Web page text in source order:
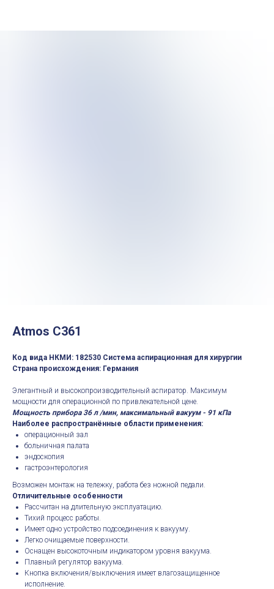
Atmos С361
Код вида НКМИ: 182530 Система аспирационная для хирургии
Страна происхождения: Германия
Элегантный и высокопроизводительный аспиратор. Максимум
мощности для операционной по привлекательной цене.
Мощность прибора 36 л /мин, максимальный вакуум - 91 кПа
Наиболее распространённые области применения:
операционный зал
больничная палата
эндоскопия
гастроэнтерология
Возможен монтаж на тележку, работа без ножной педали.
Отличительные особенности
Рассчитан на длительную эксплуатацию.
Тихий процесс работы.
Имеет одно устройство подсоединения к вакууму.
Легко очищаемые поверхности.
Оснащен высокоточным индикатором уровня вакуума.
Плавный регулятор вакуума.
Кнопка включения/выключения имеет влагозащищенное
исполнение.